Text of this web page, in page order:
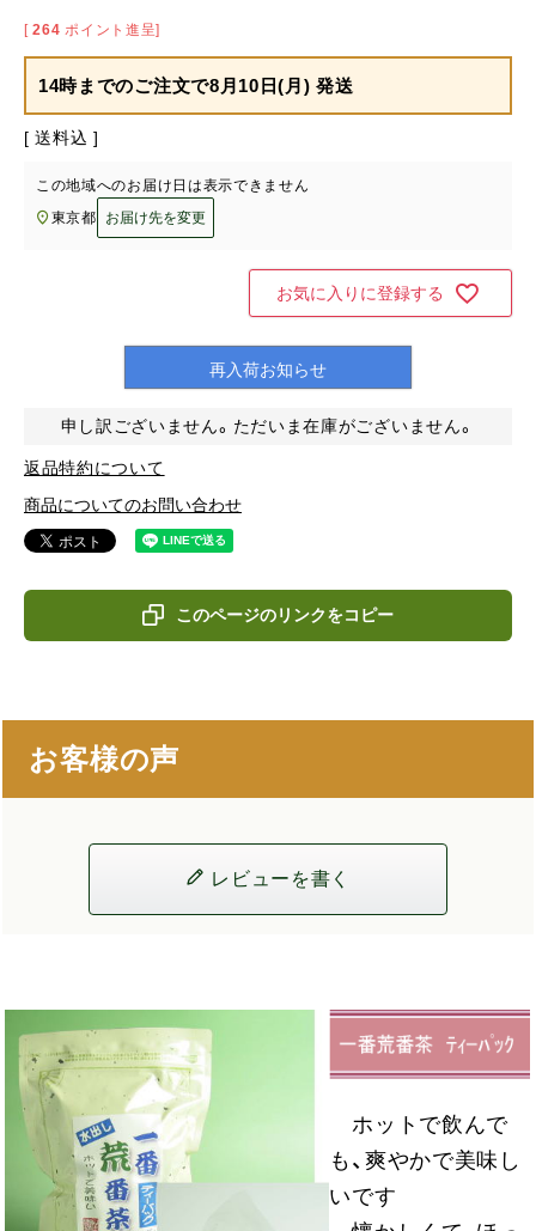
[ 264 ポイント進呈]
14時までのご注文で8月10日(月) 発送
送料込
この地域へのお届け日は表示できません
東京都
お届け先を変更
お気に入りに登録する
再入荷お知らせ
申し訳ございません。ただいま在庫がございません。
返品特約について
商品についてのお問い合わせ
このページのリンクをコピー
お客様の声
レビューを書く
ホットで飲んで
も、爽やかで美味し
いです